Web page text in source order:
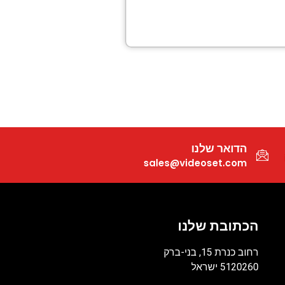
הדואר שלנו
sales@videoset.com
הכתובת שלנו
רחוב כנרת 15, בני-ברק
5120260 ישראל